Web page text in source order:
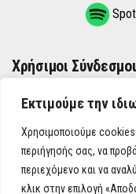
Εκτιμούμε την
Χρησιμοποιούμε cookies
περιήγησής σας, να
περιεχόμενο και να
κλικ στην επιλογή
Χρήσιμοι Σύνδεσμοι
ΌΡΟΙ ΧΡΉΣΗΣ
ΠΟΛΙΤΙΚΉ ΑΠΟΡΡΉΤΟΥ